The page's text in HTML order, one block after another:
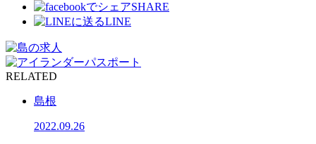
SHARE
LINE
RELATED
島根
2022.09.26